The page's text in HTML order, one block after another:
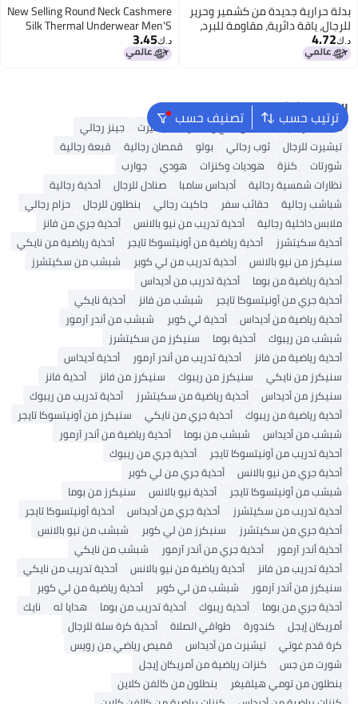
بدلة حرارية جديدة من كشمير وحرير
للرجال، ياقة دائرية، مقاومة للبرد،
ملابس دافئة مبطنة بالفليس
د.ك‏4.72
New Selling Round Neck Cashmere
Silk Thermal Underwear Men'S
Warm And Comfortable Autumn
Clothes And Pants Suit For Men
د.ك‏3.45
ترتيب حسب تصنيف حسب البحث الشائع
محفظة رجالية ملابس الحج والعمرة تيشيرت
جينز رجالي
تيشيرت للرجال
ثوب رجالي بولو قمصان رجالية
قبعة رجالية
شورتات
كنزة هوديات وكنزات هودي
جوارب
نظارات شمسية رجالية
أديداس سامبا صنادل للرجال
أحذية رجالية
شباشب رجالية
حقائب سفر جاكيت رجالي بنطلون للرجال
حزام رجالي
ملابس داخلية رجالية
أحذية تدريب من نيو بالانس
أحذية جري من فانز
أحذية سكيتشرز
أحذية رياضية من أونيتسوكا تايجر
أحذية رياضية من نايكي
سنيكرز من نيو بالانس
أحذية تدريب من لي كوبر
شبشب من سكيتشرز
أحذية رياضية من بوما
أحذية تدريب من أديداس
أحذية جري من أونيتسوكا تايجر
شبشب من فانز
أحذية نايكي
أحذية رياضية من أديداس
أحذية لي كوبر
شبشب من أندر آرمور
شبشب من ريبوك
أحذية بوما
سنيكرز من سكيتشرز
أحذية رياضية من فانز
أحذية تدريب من أندر آرمور
أحذية أديداس
سنيكرز من نايكي
سنيكرز من ريبوك سنيكرز من فانز
أحذية فانز
سنيكرز من أديداس
أحذية رياضية من سكيتشرز
أحذية تدريب من ريبوك
أحذية رياضية من ريبوك
أحذية جري من نايكي
سنيكرز من أونيتسوكا تايجر
شبشب من أديداس
شبشب من بوما
أحذية رياضية من أندر آرمور
أحذية تدريب من أونيتسوكا تايجر
أحذية جري من ريبوك
أحذية جري من نيو بالانس
أحذية جري من لي كوبر
شبشب من أونيتسوكا تايجر
أحذية نيو بالانس
سنيكرز من بوما
أحذية تدريب من سكيتشرز
أحذية جري من أديداس
أحذية أونيتسوكا تايجر
أحذية جري من سكيتشرز
سنيكرز من لي كوبر
شبشب من نيو بالانس
أحذية أندر آرمور
أحذية جري من أندر آرمور
شبشب من نايكي
أحذية تدريب من فانز
أحذية رياضية من نيو بالانس
أحذية تدريب من نايكي
سنيكرز من أندر آرمور
شبشب من لي كوبر
أحذية رياضية من لي كوبر
أحذية جري من بوما
أحذية ريبوك أحذية تدريب من بوما هدايا له
نايك
أمريكان إيجل
كندورة طواقي الصلاة
أحذية كرة سلة للرجال
كرة قدم غوتي
تيشيرت من أديداس
قميص رياضي من رويس
شورت من جس
كنزات رياضية من أمريكان إيجل
بنطلون من تومي هيلفيغر
بنطلون من كالفن كلاين